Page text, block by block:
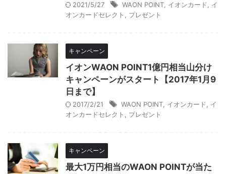
2021/5/27 WAON POINT イオンカード
イ
オンカードセレクト
プレゼント
キャンペーン
イオンWAON POINT1億円相当山分け
キャンペーンがスタート【2017年1月9
日まで】
2017/2/21 WAON POINT イオンカード
イ
オンカードセレクト
プレゼント
キャンペーン
最大1万円相当のWAON POINTが当た